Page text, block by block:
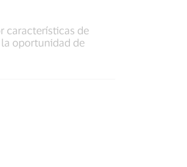
características de
oportunidad de